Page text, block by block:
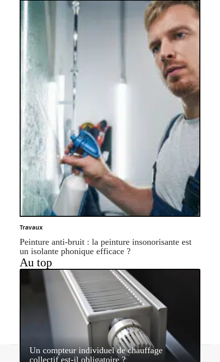
Travaux
Peinture anti-bruit : la peinture insonorisante est
un isolante phonique efficace ?
Au top
Un compteur individuel de chauffage
collectif est-il obligatoire ?
Contact Mentions légales Sitemap